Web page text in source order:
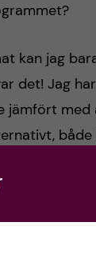
kan jag
det! Jag
jämfört